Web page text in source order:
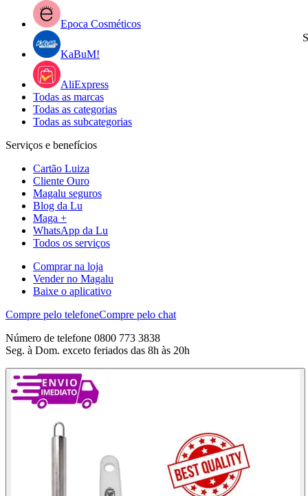
Epoca Cosméticos
KaBuM!
AliExpress
Todas as marcas
Todas as categorias
Todas as subcategorias
Serviços e benefícios
Cartão Luiza
Cliente Ouro
Magalu seguros
Blog da Lu
Maga +
WhatsApp da Lu
Todos os serviços
Comprar na loja
Vender no Magalu
Baixe o aplicativo
Compre pelo telefoneCompre pelo chat
Número de telefone 0800 773 3838
Seg. à Dom. exceto feriados das 8h às 20h